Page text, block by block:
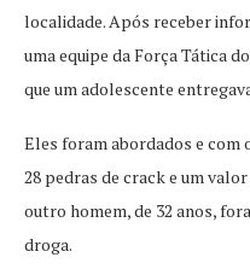
localidade. Após receber
uma equipe da Força Tática
que um adolescente
Eles foram abordados e com
28 pedras de crack e um valor
outro homem, de 32 anos,
droga.